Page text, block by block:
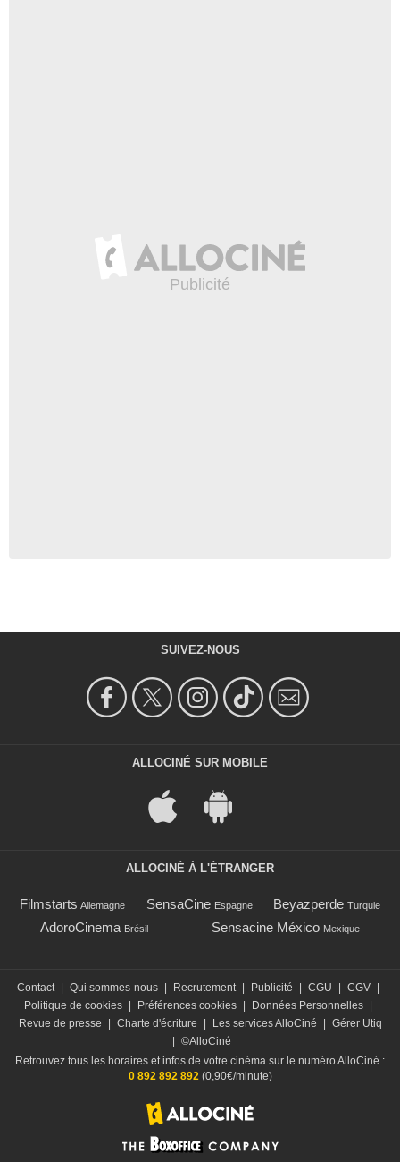
SUIVEZ-NOUS
ALLOCINÉ SUR MOBILE
ALLOCINÉ À L'ÉTRANGER
Filmstarts Allemagne SensaCine Espagne Beyazperde Turquie
AdoroCinema Brésil Sensacine México Mexique
Contact Qui sommes-nous Recrutement Publicité CGU CGV
Politique de cookies
Préférences cookies Données Personnelles
Revue de presse
Charte d'écriture Les services AlloCiné
Gérer Utiq
©AlloCiné
Retrouvez tous les horaires et infos de votre cinéma sur le numéro AlloCiné :
0 892 892 892(0,90€/minute)